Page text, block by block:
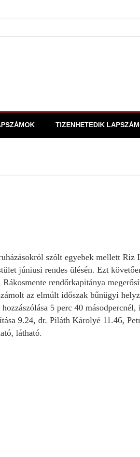
TIZENHETEDIK
szólt egyebek mellett Riz
júniusi rendes ülésén. Ezt
rendőrkapitánya
az elmúlt időszak bűnügyi
5 perc 40 másodpercnél,
9.24, dr. Piláth Károlyé 11.46,
látható.